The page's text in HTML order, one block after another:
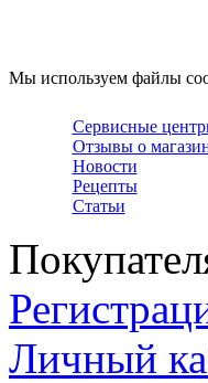
Мы используем файлы
Сервисные
Отзывы о
Новости
Рецепты
Статьи
Личный